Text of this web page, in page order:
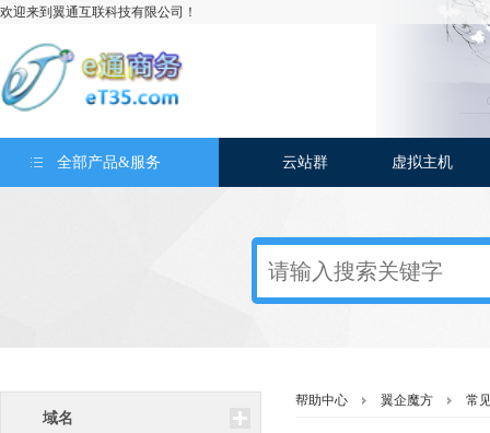
欢迎来到翼通互联科技有限公司！
全部产品&服务 云站群 虚拟主机
域名
帮助中心 翼企魔方 常